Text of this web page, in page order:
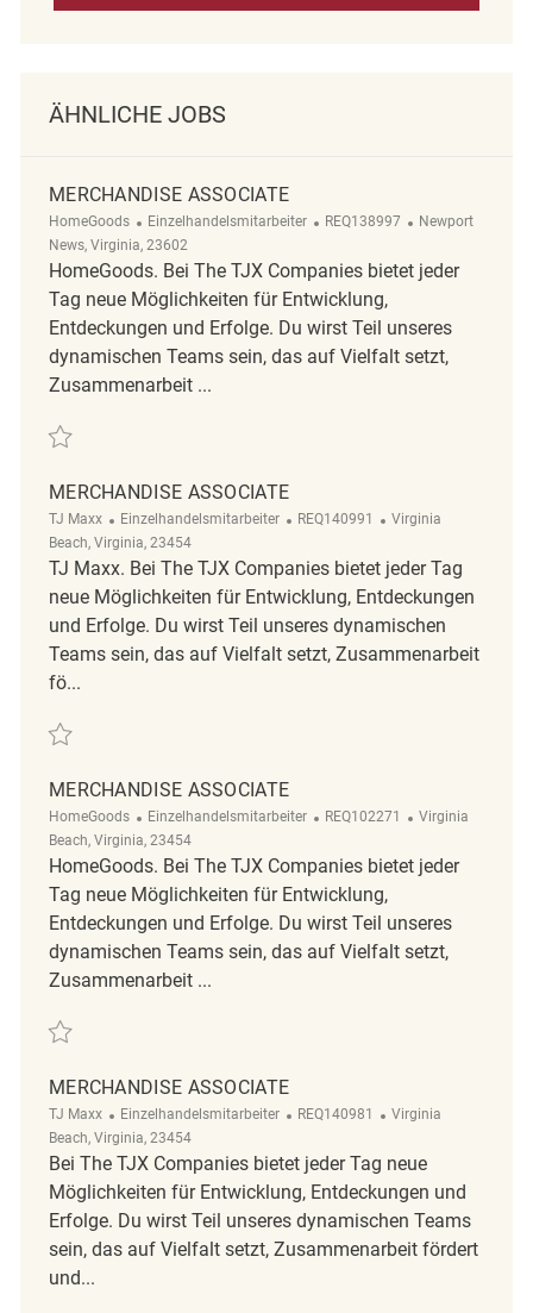
ÄHNLICHE JOBS
MERCHANDISE ASSOCIATE
HomeGoods Kategorie
Einzelhandelsmitarbeiter ReqId
REQ138997 Ort
Newport
News, Virginia, 23602
HomeGoods. Bei The TJX Companies bietet jeder
Tag neue Möglichkeiten für Entwicklung,
Entdeckungen und Erfolge. Du wirst Teil unseres
dynamischen Teams sein, das auf Vielfalt setzt,
Zusammenarbeit ...
Retten Merchandise Associate REQ138997
MERCHANDISE ASSOCIATE
TJ Maxx Kategorie
Einzelhandelsmitarbeiter ReqId
REQ140991 Ort
Virginia
Beach, Virginia, 23454
TJ Maxx. Bei The TJX Companies bietet jeder Tag
neue Möglichkeiten für Entwicklung, Entdeckungen
und Erfolge. Du wirst Teil unseres dynamischen
Teams sein, das auf Vielfalt setzt, Zusammenarbeit
fö...
Retten Merchandise Associate REQ140991
MERCHANDISE ASSOCIATE
HomeGoods Kategorie
Einzelhandelsmitarbeiter ReqId
REQ102271 Ort
Virginia
Beach, Virginia, 23454
HomeGoods. Bei The TJX Companies bietet jeder
Tag neue Möglichkeiten für Entwicklung,
Entdeckungen und Erfolge. Du wirst Teil unseres
dynamischen Teams sein, das auf Vielfalt setzt,
Zusammenarbeit ...
Retten Merchandise associate REQ102271
MERCHANDISE ASSOCIATE
TJ Maxx Kategorie
Einzelhandelsmitarbeiter ReqId
REQ140981 Ort
Virginia
Beach, Virginia, 23454
Bei The TJX Companies bietet jeder Tag neue
Möglichkeiten für Entwicklung, Entdeckungen und
Erfolge. Du wirst Teil unseres dynamischen Teams
sein, das auf Vielfalt setzt, Zusammenarbeit fördert
und...